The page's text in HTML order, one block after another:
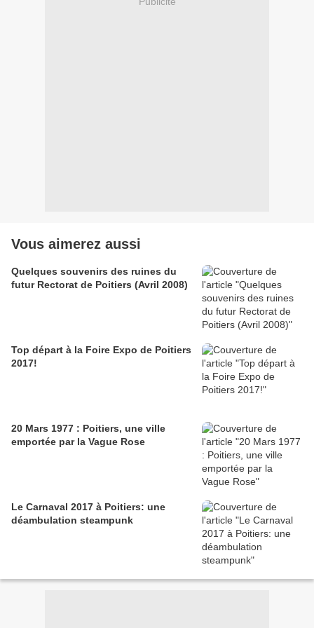
Vous aimerez aussi
Quelques souvenirs des ruines du
futur Rectorat de Poitiers (Avril 2008)
Top départ à la Foire Expo de Poitiers
2017!
20 Mars 1977 : Poitiers, une ville
emportée par la Vague Rose
Le Carnaval 2017 à Poitiers: une
déambulation steampunk